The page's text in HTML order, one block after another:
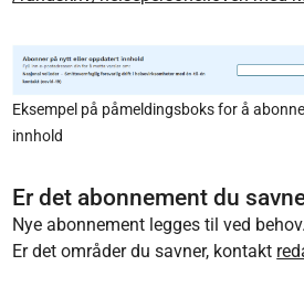
Eksempel på påmeldingsboks for å
innhold
Er det abonnement du
Nye abonnement legges til ved behov.
Er det områder du savner, kontakt